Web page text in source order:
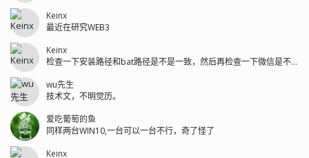
Keinx
最近在研究WEB3
Keinx
检查一下安装路径和bat路径是不是一致，然后再检查一下微信是不是安装在C盘...
wu先生
技术文，不明觉历。
爱吃葡萄的鱼
同样两台WIN10,一台可以一台不行，奇了怪了
Keinx